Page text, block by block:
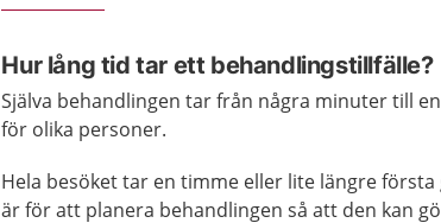
Hur lång tid tar ett behandlingstillfälle?
Själva behandlingen tar från några minuter till
för olika personer.
Hela besöket tar en timme eller lite längre
är för att planera behandlingen så att den kan